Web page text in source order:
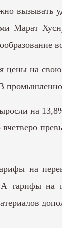
Марат
цены на
на
на
тарифы